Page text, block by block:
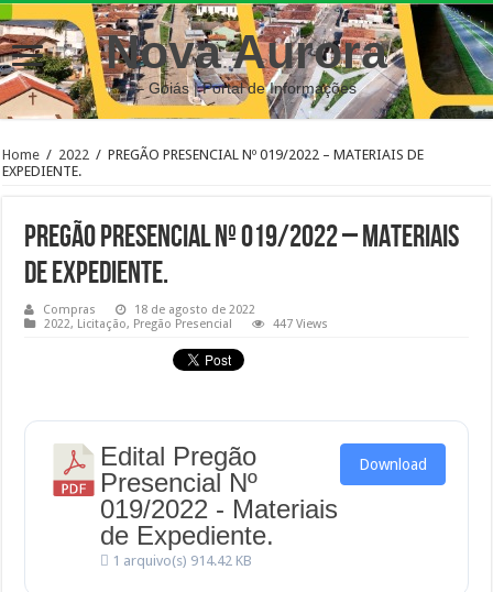
Nova Aurora
– Goiás | Portal de Informações
Home / 2022 / PREGÃO PRESENCIAL Nº 019/2022 – MATERIAIS DE
EXPEDIENTE.
PREGÃO PRESENCIAL Nº 019/2022 – MATERIAIS
DE EXPEDIENTE.
Compras
18 de agosto de 2022
2022, Licitação, Pregão Presencial 447 Views
Edital Pregão
Presencial Nº
019/2022 - Materiais
de Expediente.
1 arquivo(s) 914.42 KB
Download